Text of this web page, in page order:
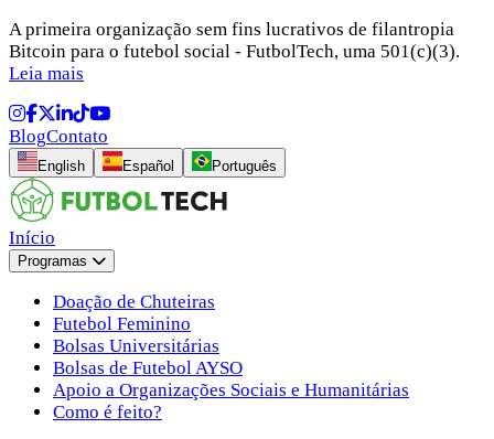
A primeira organização sem fins lucrativos de filantropia
Bitcoin para o futebol social - FutbolTech, uma 501(c)(3).
Leia mais
BlogContato
English Español Português
Início
Programas
Doação de Chuteiras
Futebol Feminino
Bolsas Universitárias
Bolsas de Futebol AYSO
Apoio a Organizações Sociais e Humanitárias
Como é feito?